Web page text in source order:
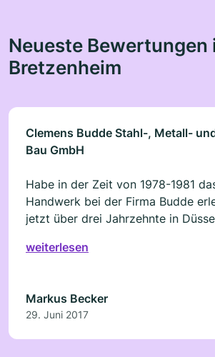
Neueste Bewertungen
Bretzenheim
Clemens Budde Stahl-, Metall-
Bau GmbH
Habe in der Zeit von 1978-1981
Handwerk bei der Firma Budde
jetzt über drei Jahrzehnte in
geben.Hochachtung an diese Firma.
weiterlesen
Markus Becker
29. Juni 2017